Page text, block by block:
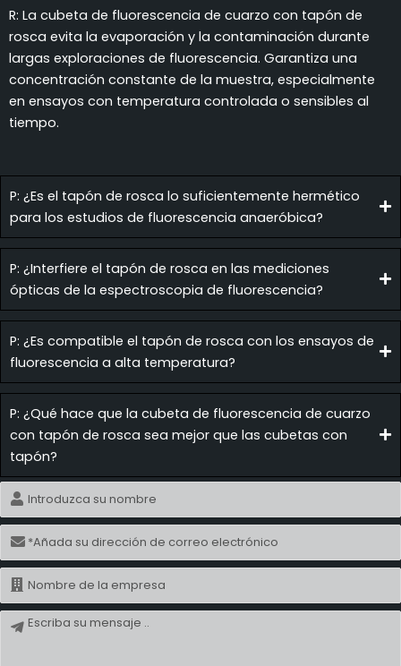
R: La cubeta de fluorescencia de cuarzo con tapón de
rosca evita la evaporación y la contaminación durante
largas exploraciones de fluorescencia. Garantiza una
concentración constante de la muestra, especialmente
en ensayos con temperatura controlada o sensibles al
tiempo.
P: ¿Es el tapón de rosca lo suficientemente hermético
para los estudios de fluorescencia anaeróbica?
P: ¿Interfiere el tapón de rosca en las mediciones
ópticas de la espectroscopia de fluorescencia?
P: ¿Es compatible el tapón de rosca con los ensayos de
fluorescencia a alta temperatura?
P: ¿Qué hace que la cubeta de fluorescencia de cuarzo
con tapón de rosca sea mejor que las cubetas con
tapón?
Nombre
Correo
electrónico
Nombre
Mensaje